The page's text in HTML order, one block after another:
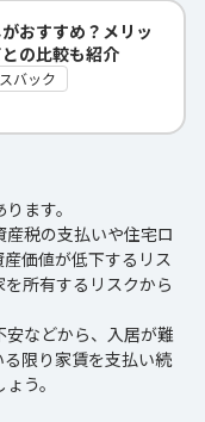
おすすめ？メリッ
の比較も紹介
バック
ます。
税の支払いや住宅ロ
価値が低下するリス
所有するリスクから
などから、入居が難
限り家賃を支払い続
う。